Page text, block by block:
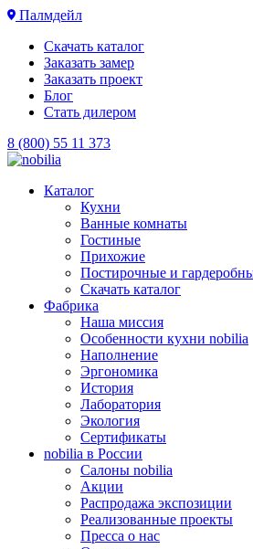
Палмдейл
Скачать каталог
Заказать замер
Заказать проект
Блог
Стать дилером
8 (800) 55 11 373
Каталог
Кухни
Ванные комнаты
Гостиные
Прихожие
Постирочные и
Скачать каталог
Фабрика
Наша миссия
Особенности кухни nobilia
Наполнение
Эргономика
История
Лаборатория
Экология
Сертификаты
nobilia в России
Салоны nobilia
Акции
Распродажа экспозиции
Реализованные проекты
Пресса о нас